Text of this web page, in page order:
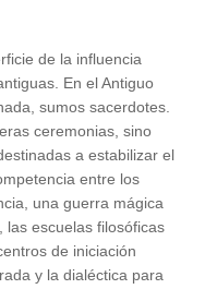
de la influencia
En el Antiguo
sumos sacerdotes.
ceremonias, sino
a estabilizar el
entre los
una guerra mágica
las escuelas filosóficas
de iniciación
y la dialéctica para